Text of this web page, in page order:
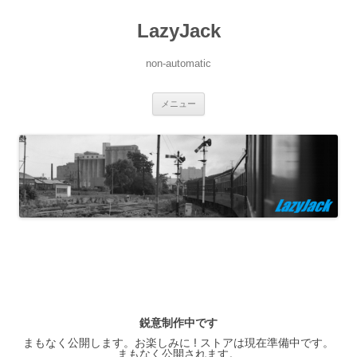
LazyJack
non-automatic
メニュー
ツ
へ
ス
キ
ッ
プ
鋭意制作中です
まもなく公開します。お楽しみに ! ストアは現在準備中です。
まもなく公開されます。